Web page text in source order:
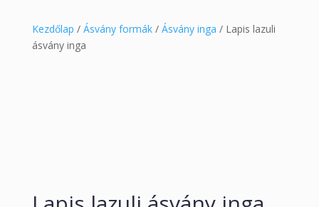
Kezdőlap / Ásvány formák/ Ásvány inga / Lapis lazuli
ásvány inga